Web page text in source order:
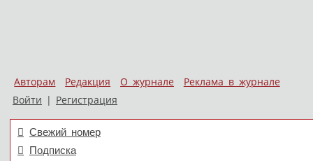
Авторам Редакция О журнале
Реклама в журнале
Войти | Регистрация
Свежий номер
Подписка